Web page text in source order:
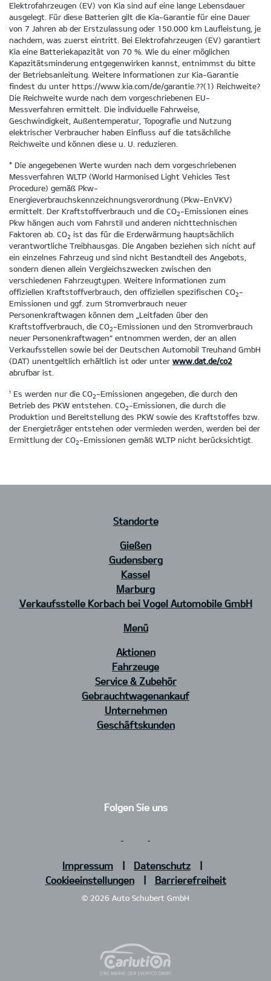
Elektrofahrzeugen (EV) von Kia sind auf eine lange Lebensdauer
ausgelegt. Für diese Batterien gilt die Kia-Garantie für eine Dauer
von 7 Jahren ab der Erstzulassung oder 150.000 km Laufleistung, je
nachdem, was zuerst eintritt. Bei Elektrofahrzeugen (EV) garantiert
Kia eine Batteriekapazität von 70 %. Wie du einer möglichen
Kapazitätsminderung entgegenwirken kannst, entnimmst du bitte
der Betriebsanleitung. Weitere Informationen zur Kia-Garantie
findest du unter https://www.kia.com/de/garantie.??(1) Reichweite?
Die Reichweite wurde nach dem vorgeschriebenen EU-
Messverfahren ermittelt. Die individuelle Fahrweise,
Geschwindigkeit, Außentemperatur, Topografie und Nutzung
elektrischer Verbraucher haben Einfluss auf die tatsächliche
Reichweite und können diese u. U. reduzieren.
* Die angegebenen Werte wurden nach dem vorgeschriebenen
Messverfahren WLTP (World Harmonised Light Vehicles Test
Procedure) gemäß Pkw-
Energieverbrauchskennzeichnungsverordnung (Pkw-EnVKV)
ermittelt. Der Kraftstoffverbrauch und die CO2-Emissionen eines
Pkw hängen auch vom Fahrstil und anderen nichttechnischen
Faktoren ab. CO2 ist das für die Erderwärmung hauptsächlich
verantwortliche Treibhausgas. Die Angaben beziehen sich nicht auf
ein einzelnes Fahrzeug und sind nicht Bestandteil des Angebots,
sondern dienen allein Vergleichszwecken zwischen den
verschiedenen Fahrzeugtypen. Weitere Informationen zum
offiziellen Kraftstoffverbrauch, den offiziellen spezifischen CO2-
Emissionen und ggf. zum Stromverbrauch neuer
Personenkraftwagen können dem „Leitfaden über den
Kraftstoffverbrauch, die CO2-Emissionen und den Stromverbrauch
neuer Personenkraftwagen“ entnommen werden, der an allen
Verkaufsstellen sowie bei der Deutschen Automobil Treuhand GmbH
(DAT) unentgeltlich erhältlich ist oder unter www.dat.de/co2
abrufbar ist.
¹ Es werden nur die CO2-Emissionen angegeben, die durch den
Betrieb des PKW entstehen. CO2-Emissionen, die durch die
Produktion und Bereitstellung des PKW sowie des Kraftstoffes bzw.
der Energieträger entstehen oder vermieden werden, werden bei der
Ermittlung der CO2-Emissionen gemäß WLTP nicht berücksichtigt.
Standorte
Gießen
Gudensberg
Kassel
Marburg
Verkaufsstelle Korbach bei Vogel Automobile GmbH
Menü
Aktionen
Fahrzeuge
Service & Zubehör
Gebrauchtwagenankauf
Unternehmen
Geschäftskunden
Folgen Sie uns
Impressum
Datenschutz
Cookieeinstellungen
Barrierefreiheit
© 2026 Auto Schubert GmbH